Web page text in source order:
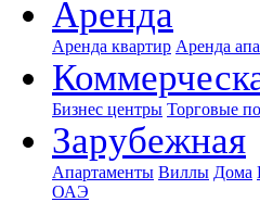
Аренда
Аренда квартир Аренда
Бизнес центры Торговые
Зарубежная
Апартаменты Виллы Дома
ОАЭ